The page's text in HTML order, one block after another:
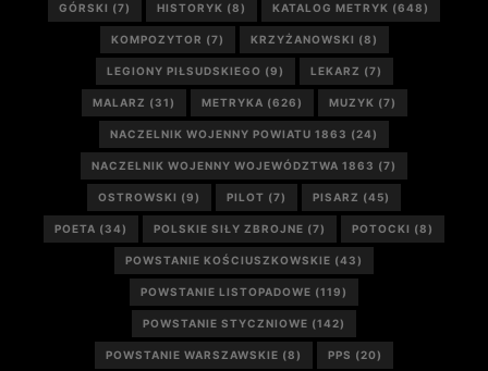
GÓRSKI (7) HISTORYK (8) KATALOG METRYK (648)
KOMPOZYTOR (7) KRZYŻANOWSKI (8)
LEGIONY PIŁSUDSKIEGO (9) LEKARZ (7)
MALARZ (31) METRYKA (626) MUZYK (7)
NACZELNIK WOJENNY POWIATU 1863 (24)
NACZELNIK WOJENNY WOJEWÓDZTWA 1863 (7)
OSTROWSKI (9) PILOT (7) PISARZ (45)
POETA (34) POLSKIE SIŁY ZBROJNE (7) POTOCKI (8)
POWSTANIE KOŚCIUSZKOWSKIE (43)
POWSTANIE LISTOPADOWE (119)
POWSTANIE STYCZNIOWE (142)
POWSTANIE WARSZAWSKIE (8) PPS (20)